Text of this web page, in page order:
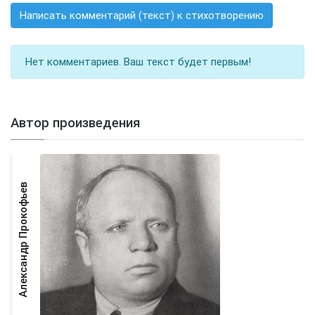
Написать комментарий (текст) к стихотворению
Нет комментариев. Ваш текст будет первым!
Автор произведения
Александр Прокофьев